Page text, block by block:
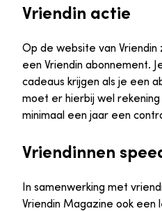
Vriendin actie
Op de website van
een Vriendin abonnement.
cadeaus krijgen als je een
moet er hierbij wel
minimaal een jaar een
Vriendinnen
In samenwerking met
Vriendin Magazine ook een